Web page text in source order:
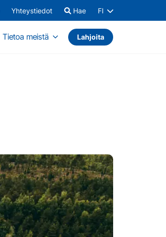
Yhteystiedot Hae FI
Tietoa meistä Lahjoita